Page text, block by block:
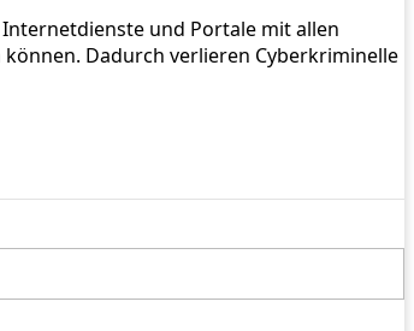
und Portale mit allen
Dadurch verlieren Cyberkriminelle